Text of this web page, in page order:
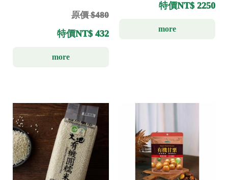
原價 $480
特價NT$ 432
more
特價NT$ 2250
more